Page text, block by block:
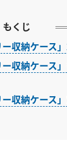
もくじ
収納ケース
収納ケース
収納ケース